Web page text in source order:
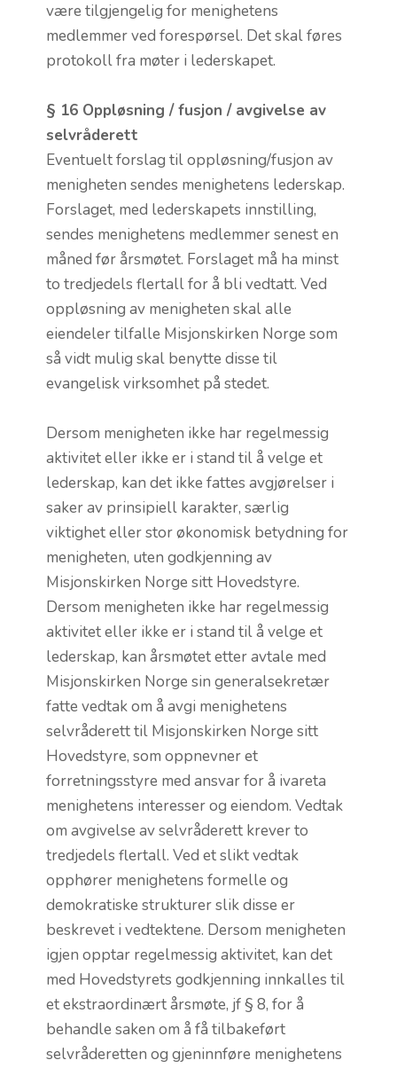
være tilgjengelig for menighetens
medlemmer ved forespørsel. Det skal føres
protokoll fra møter i lederskapet.
§ 16 Oppløsning / fusjon / avgivelse av
selvråderett
Eventuelt forslag til oppløsning/fusjon av
menigheten sendes menighetens lederskap.
Forslaget, med lederskapets innstilling,
sendes menighetens medlemmer senest en
måned før årsmøtet. Forslaget må ha minst
to tredjedels flertall for å bli vedtatt. Ved
oppløsning av menigheten skal alle
eiendeler tilfalle Misjonskirken Norge som
så vidt mulig skal benytte disse til
evangelisk virksomhet på stedet.
Dersom menigheten ikke har regelmessig
aktivitet eller ikke er i stand til å velge et
lederskap, kan det ikke fattes avgjørelser i
saker av prinsipiell karakter, særlig
viktighet eller stor økonomisk betydning for
menigheten, uten godkjenning av
Misjonskirken Norge sitt Hovedstyre.
Dersom menigheten ikke har regelmessig
aktivitet eller ikke er i stand til å velge et
lederskap, kan årsmøtet etter avtale med
Misjonskirken Norge sin generalsekretær
fatte vedtak om å avgi menighetens
selvråderett til Misjonskirken Norge sitt
Hovedstyre, som oppnevner et
forretningsstyre med ansvar for å ivareta
menighetens interesser og eiendom. Vedtak
om avgivelse av selvråderett krever to
tredjedels flertall. Ved et slikt vedtak
opphører menighetens formelle og
demokratiske strukturer slik disse er
beskrevet i vedtektene. Dersom menigheten
igjen opptar regelmessig aktivitet, kan det
med Hovedstyrets godkjenning innkalles til
et ekstraordinært årsmøte, jf § 8, for å
behandle saken om å få tilbakeført
selvråderetten og gjeninnføre menighetens